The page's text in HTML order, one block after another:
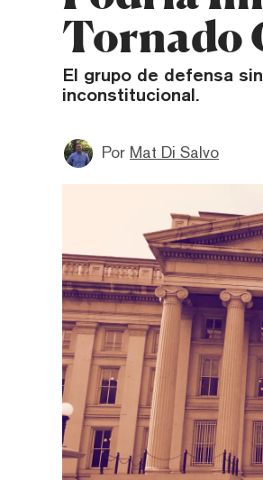
Tornado
El grupo de defensa
inconstitucional.
Por Mat Di Salvo